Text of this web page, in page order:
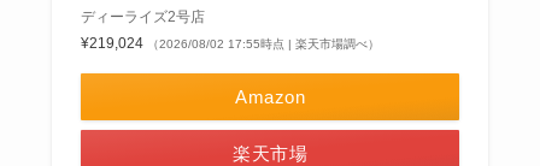
ディーライズ2号店
¥219,024
（2026/08/02 17:55時点 | 楽天市場調べ）
Amazon
楽天市場